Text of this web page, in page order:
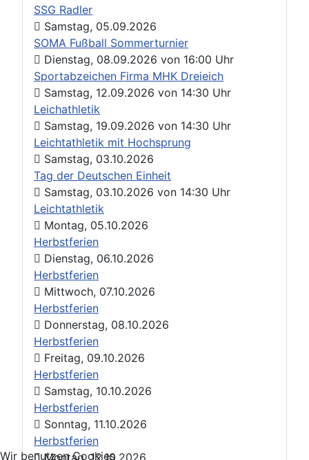
SSG Radler
Samstag, 05.09.2026
SOMA Fußball Sommerturnier
Dienstag, 08.09.2026 von 16:00 Uhr
Sportabzeichen Firma MHK Dreieich
Samstag, 12.09.2026 von 14:30 Uhr
Leichathletik
Samstag, 19.09.2026 von 14:30 Uhr
Leichtathletik mit Hochsprung
Samstag, 03.10.2026
Tag der Deutschen Einheit
Samstag, 03.10.2026 von 14:30 Uhr
Leichtathletik
Montag, 05.10.2026
Herbstferien
Dienstag, 06.10.2026
Herbstferien
Mittwoch, 07.10.2026
Herbstferien
Donnerstag, 08.10.2026
Herbstferien
Freitag, 09.10.2026
Herbstferien
Samstag, 10.10.2026
Herbstferien
Sonntag, 11.10.2026
Herbstferien
Montag, 12.10.2026
Wir benutzen Cookies